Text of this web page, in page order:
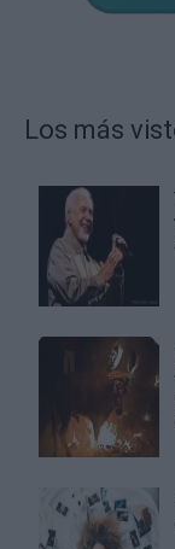
Los más